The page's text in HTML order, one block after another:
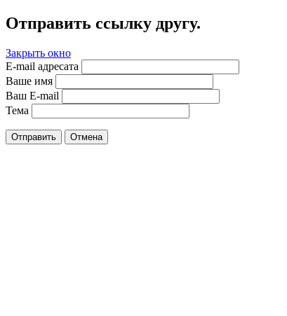
Отправить ссылку другу.
Закрыть окно
E-mail адресата
Ваше имя
Ваш E-mail
Тема
Отправить Отмена